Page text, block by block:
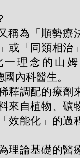
稱為「順勢療
或「同類相治
理念的山
內科醫生。
釋調配的療劑
來自植物、礦
效能化」的過
理論基礎的醫